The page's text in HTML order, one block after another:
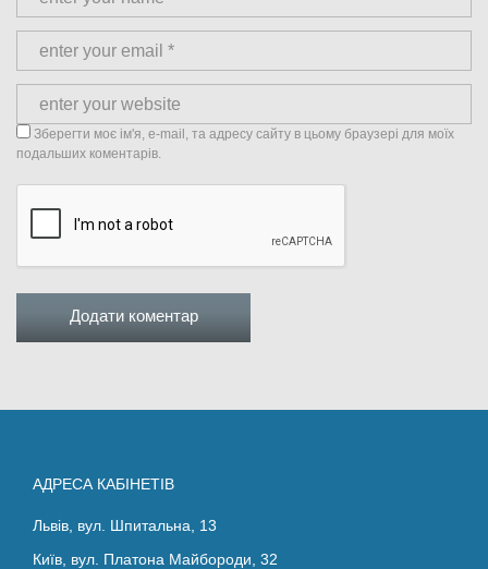
Зберегти моє ім'я, e-mail, та адресу сайту в цьому браузері для моїх
подальших коментарів.
АДРЕСА КАБІНЕТІВ
Львів, вул. Шпитальна, 13
Київ, вул. Платона Майбороди, 32